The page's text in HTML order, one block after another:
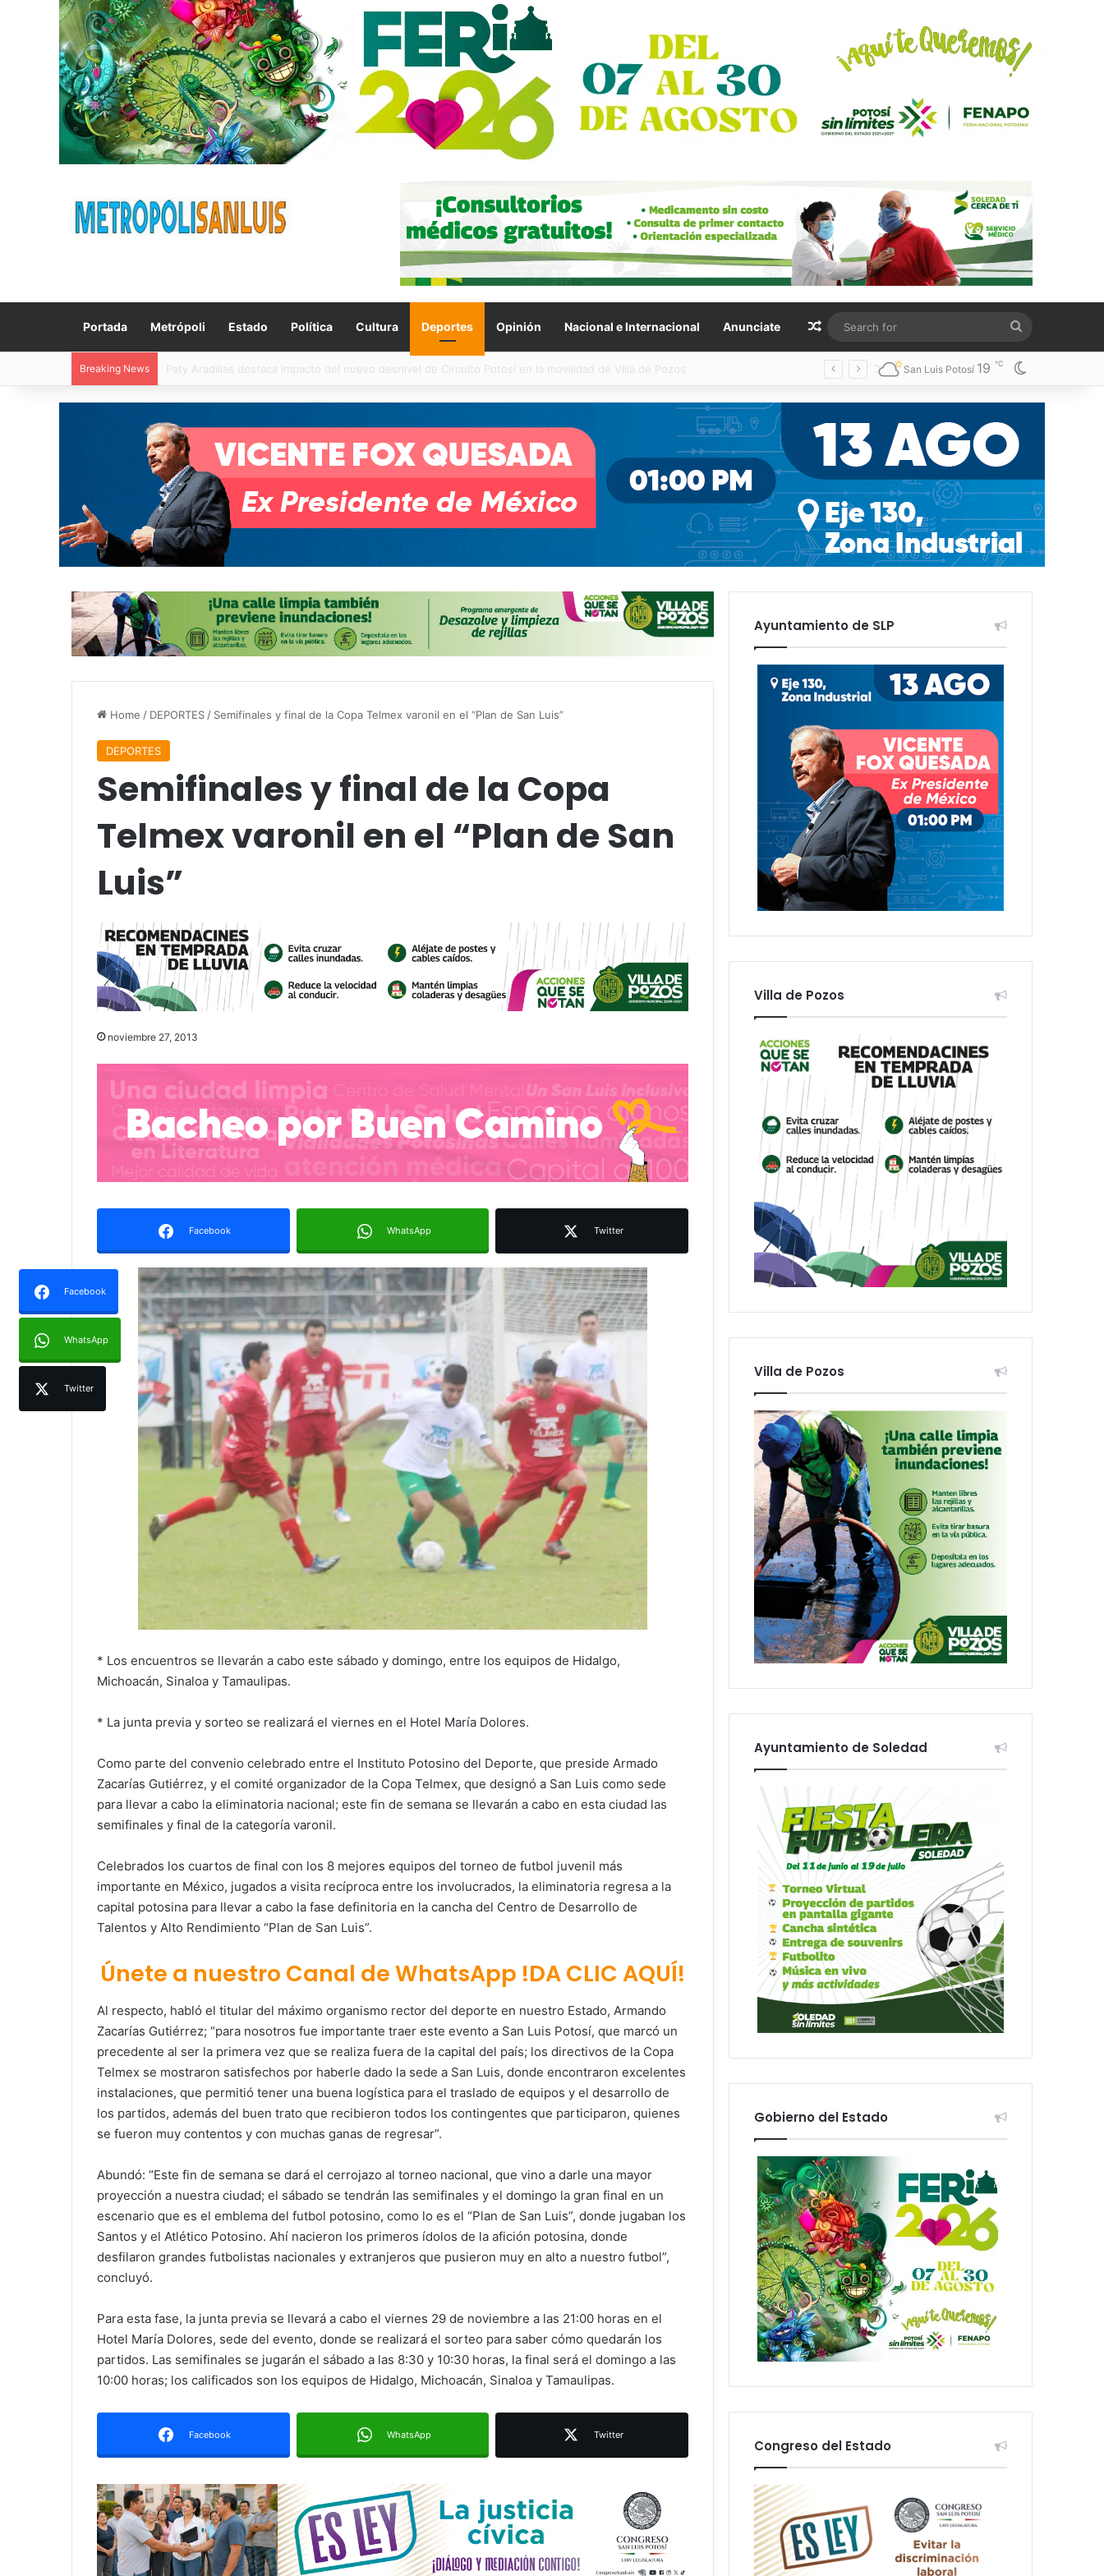
Portada Metrópoli Estado Política Cultura Deportes Opinión Nacional e Internacional Anunciate Random Article
for
Breaking News Villa de Pozos reporta reducción del 50 % en incendios forestales y de pastizales San Luis Potosí 19 ℃
Home / DEPORTES / Semifinales y final de la Copa Telmex varonil en el “Plan de San Luis”
DEPORTES
Semifinales y final de la Copa
Telmex varonil en el “Plan de San
Luis”
noviembre 27, 2013
Facebook WhatsApp Twitter
Facebook
WhatsApp
Twitter
* Los encuentros se llevarán a cabo este sábado y domingo, entre los equipos de Hidalgo,
Michoacán, Sinaloa y Tamaulipas.
* La junta previa y sorteo se realizará el viernes en el Hotel María Dolores.
Como parte del convenio celebrado entre el Instituto Potosino del Deporte, que preside Armado
Zacarías Gutiérrez, y el comité organizador de la Copa Telmex, que designó a San Luis como sede
para llevar a cabo la eliminatoria nacional; este fin de semana se llevarán a cabo en esta ciudad las
semifinales y final de la categoría varonil.
Celebrados los cuartos de final con los 8 mejores equipos del torneo de futbol juvenil más
importante en México, jugados a visita recíproca entre los involucrados, la eliminatoria regresa a la
capital potosina para llevar a cabo la fase definitoria en la cancha del Centro de Desarrollo de
Talentos y Alto Rendimiento “Plan de San Luis”.
Únete a nuestro Canal de WhatsApp !DA CLIC AQUÍ!
Al respecto, habló el titular del máximo organismo rector del deporte en nuestro Estado, Armando
Zacarías Gutiérrez; “para nosotros fue importante traer este evento a San Luis Potosí, que marcó un
precedente al ser la primera vez que se realiza fuera de la capital del país; los directivos de la Copa
Telmex se mostraron satisfechos por haberle dado la sede a San Luis, donde encontraron excelentes
instalaciones, que permitió tener una buena logística para el traslado de equipos y el desarrollo de
los partidos, además del buen trato que recibieron todos los contingentes que participaron, quienes
se fueron muy contentos y con muchas ganas de regresar”.
Abundó: “Este fin de semana se dará el cerrojazo al torneo nacional, que vino a darle una mayor
proyección a nuestra ciudad; el sábado se tendrán las semifinales y el domingo la gran final en un
escenario que es el emblema del futbol potosino, como lo es el “Plan de San Luis”, donde jugaban los
Santos y el Atlético Potosino. Ahí nacieron los primeros ídolos de la afición potosina, donde
desfilaron grandes futbolistas nacionales y extranjeros que pusieron muy en alto a nuestro futbol”,
concluyó.
Para esta fase, la junta previa se llevará a cabo el viernes 29 de noviembre a las 21:00 horas en el
Hotel María Dolores, sede del evento, donde se realizará el sorteo para saber cómo quedarán los
partidos. Las semifinales se jugarán el sábado a las 8:30 y 10:30 horas, la final será el domingo a las
10:00 horas; los calificados son los equipos de Hidalgo, Michoacán, Sinaloa y Tamaulipas.
Facebook WhatsApp Twitter
segundo informe en Soledad y
destaca coordinación con
Gobierno del Estado
Luis Mejía inicia diagnóstico en
Parques Tangamanga y defiende
adelantarse y denuncia guerra de
La Soga al Cuello:El Huasteco
Ayuntamiento de SLP
Villa de Pozos
Villa de Pozos
Ayuntamiento de Soledad
Gobierno del Estado
Congreso del Estado